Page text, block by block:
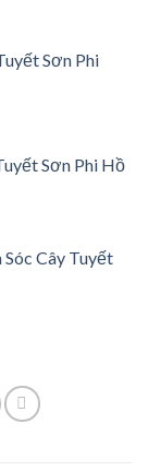
Sơn Phi
Sơn Phi Hồ
Cây Tuyết